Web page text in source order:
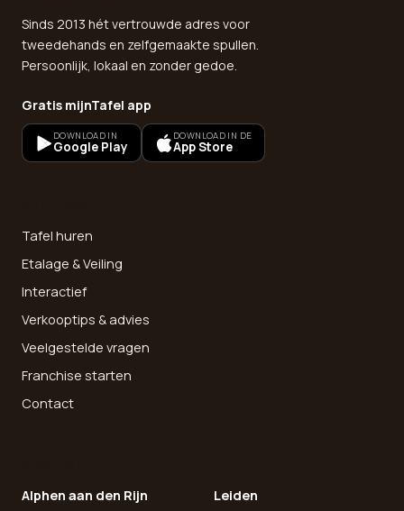
Sinds 2013 hét vertrouwde adres voor
tweedehands en zelfgemaakte spullen.
Persoonlijk, lokaal en zonder gedoe.
Gratis mijnTafel app
DOWNLOAD IN
Google Play
DOWNLOAD IN DE
App Store
Tafel huren
Etalage & Veiling
Interactief
Verkooptips & advies
Veelgestelde vragen
Franchise starten
Contact
Alphen aan den Rijn Leiden